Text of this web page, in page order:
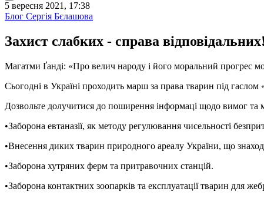
5 вересня 2021, 17:38
Блог Сергія Бєлашова
Захист слабких - справа відповідальних!
Магатми Ґанді: «Про велич народу і його моральний прогрес
Сьогодні в Україні проходить марш за права тварин під
Дозвольте долучитися до поширення інформаці щодо вимог та
•Заборона евтаназії, як методу регулювання чисельності
•Внесення диких тварин природного ареалу України, що
•Заборона хутряних ферм та притравочних станцій.
•Заборона контактних зоопарків та експлуатації тварин для